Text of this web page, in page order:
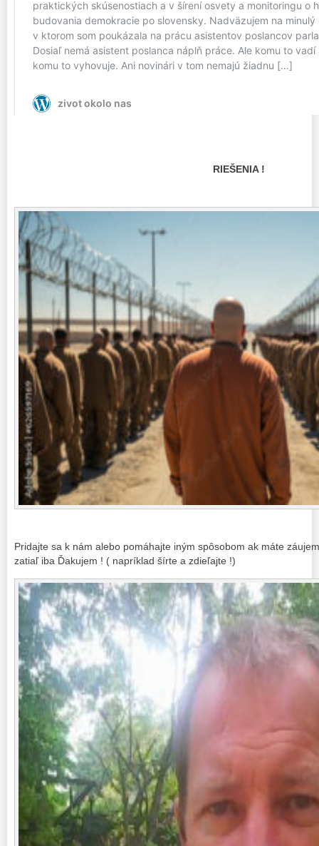
RIEŠENIA !
Pridajte sa k nám alebo pomáhajte iným spôsobom ak máte
zatiaľ iba Ďakujem ! ( napríklad šírte a zdieľajte !)